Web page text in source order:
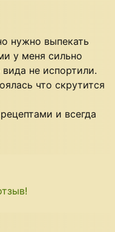
нужно выпекать
у меня сильно
не испортили.
что скрутится
и всегда